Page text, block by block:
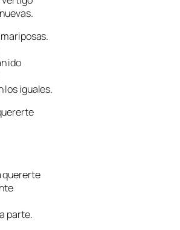
ido
los iguales.
quererte
parte.